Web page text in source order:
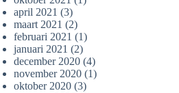
april 2021 (3)
maart 2021 (2)
februari 2021 (1)
januari 2021 (2)
december 2020 (4)
november 2020 (1)
oktober 2020 (3)